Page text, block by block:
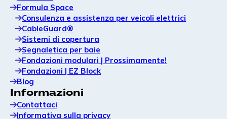
Fondamenti modulari |
Prossimamente!
Basi modulari per caricatori CC e colonnine di
alimentazione, progettate per garantire
un’installazione rapida, adattarsi a terreni irregolari e
garantire la stabilità.
Consulenza e assistenza nel settore
dei veicoli elettrici
Formula Space
Consulenza e assistenza per veicoli elettrici
CableGuard®
Sistemi di copertura
Segnaletica per baie
Fondazioni modulari | Prossimamente!
Fondazioni | EZ Block
Blog
Informazioni
Contattaci
Informativa sulla privacy